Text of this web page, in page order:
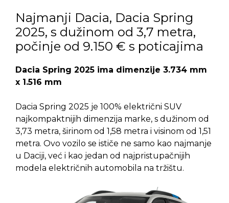
Najmanji Dacia, Dacia Spring
2025, s dužinom od 3,7 metra,
počinje od 9.150 € s poticajima
Dacia Spring 2025 ima dimenzije 3.734 mm
x 1.516 mm
Dacia Spring 2025 je 100% električni SUV
najkompaktnijih dimenzija marke, s dužinom od
3,73 metra, širinom od 1,58 metra i visinom od 1,51
metra. Ovo vozilo se ističe ne samo kao najmanje
u Daciji, već i kao jedan od najpristupačnijih
modela električnih automobila na tržištu.